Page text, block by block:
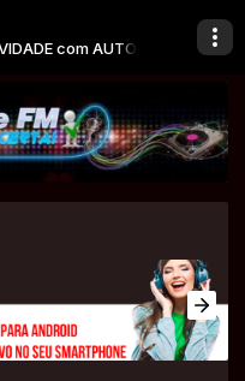
com AUTO-Dj
Espinado ft. Mana